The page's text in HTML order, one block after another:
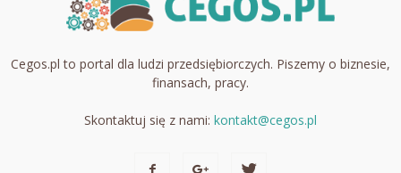
Cegos.pl to portal dla ludzi przedsiębiorczych. Piszemy o biznesie,
finansach, pracy.
Skontaktuj się z nami: kontakt@cegos.pl